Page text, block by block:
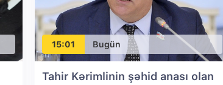
15:01 Bugün
Tahir Kərimlinin şəhid anası olan